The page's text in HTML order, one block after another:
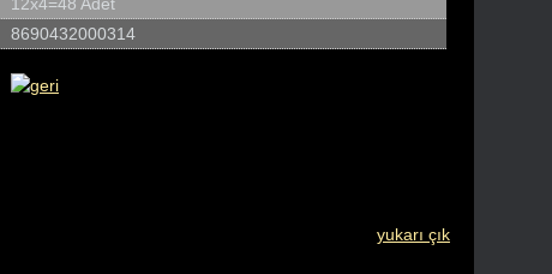
8690432000314
yukarı çık